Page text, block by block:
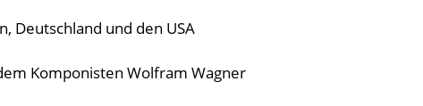
Deutschland und den USA
Komponisten Wolfram Wagner